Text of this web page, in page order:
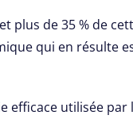
plus de 35 % de
qui en
utilisée